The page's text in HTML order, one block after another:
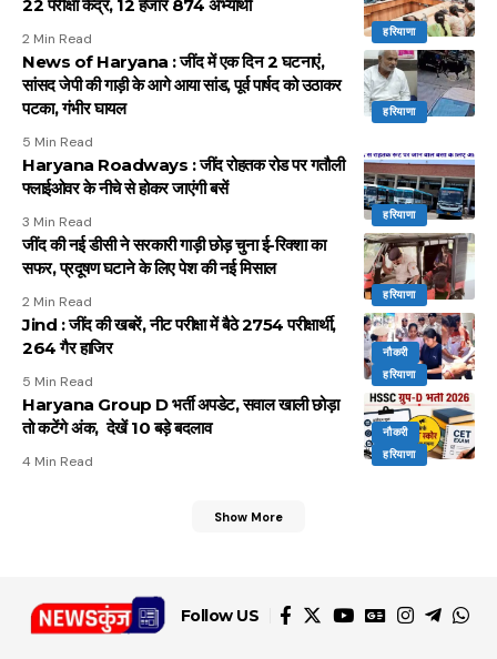
हरियाणा
22 परीक्षा केंद्र, 12 हजार 874 अभ्यार्थी
2 Min Read
हरियाणा
News of Haryana : जींद में एक दिन 2 घटनाएं,
सांसद जेपी की गाड़ी के आगे आया सांड, पूर्व पार्षद को उठाकर
पटका, गंभीर घायल
5 Min Read
हरियाणा
Haryana Roadways : जींद रोहतक रोड पर गतौली
फ्लाईओवर के नीचे से होकर जाएंगी बसें
3 Min Read
हरियाणा
जींद की नई डीसी ने सरकारी गाड़ी छोड़ चुना ई-रिक्शा का
सफर, प्रदूषण घटाने के लिए पेश की नई मिसाल
2 Min Read
नौकरी
हरियाणा
Jind : जींद की खबरें, नीट परीक्षा में बैठे 2754 परीक्षार्थी,
264 गैर हाजिर
5 Min Read
नौकरी
हरियाणा
Haryana Group D भर्ती अपडेट, सवाल खाली छोड़ा
तो कटेंगे अंक, देखें 10 बड़े बदलाव
4 Min Read
Show More
Follow US